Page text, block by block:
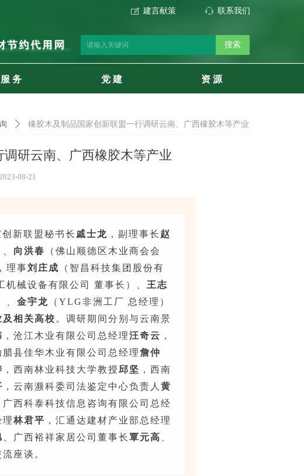
ꂐ 建言献策 ꁱ 联系我们
搜索
服 务 党 建 资 源
研云南、广西橡胶木等产业
新联盟秘书长 戚士龙 ，副理事长 赵
向洪春 （佛山顺德区木业商会会
理事刘庄成 （智昌科技集团股份有
机械设备有限公司 董事长）、 王志
、 金宇龙 （YLG非洲工厂 总经理）
相关高校 。调研期间分别与云南景
，沧江木业有限公司总经理汪奇云 ，
腊县佳华木业有限公司总经理詹仲
，西南林业科技大学教授邱坚 ，西南
，云南濒科委司法鉴定中心负责人 黄
广西科泰科技信息咨询有限公司总经
林君平 ，汇通达建材产业部总经理
、广西裕祥家居公司董事长覃元高
座谈。
ꄲ 橡胶木及制品国家创新联盟一行调研云南、广西橡胶木等产业
08-21